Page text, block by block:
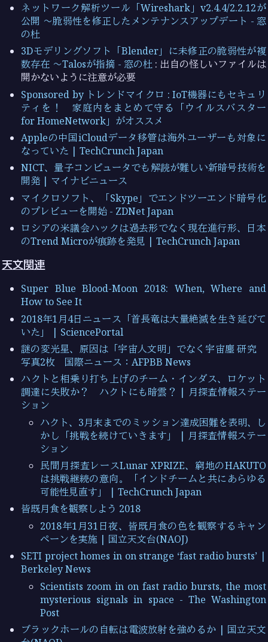
ネットワーク解析ツール「Wireshark」v2.4.4/2.2.12が
公開 ～脆弱性を修正したメンテナンスアップデート - 窓
の杜
3Dモデリングソフト「Blender」に未修正の脆弱性が複
数存在 ～Talosが指摘 - 窓の杜 : 出自の怪しいファイルは
開かないように注意が必要
Sponsored by トレンドマイクロ : IoT機器にもセキュリ
ティを！ 家庭内をまとめて守る「ウイルスバスター
for HomeNetwork」がオススメ
Appleの中国iCloudデータ移管は海外ユーザーも対象に
なっていた | TechCrunch Japan
NICT、量子コンピュータでも解読が難しい新暗号技術を
開発 | マイナビニュース
マイクロソフト、「Skype」でエンドツーエンド暗号化
のプレビューを開始 - ZDNet Japan
ロシアの米議会ハックは過去形でなく現在進行形、日本
のTrend Microが痕跡を発見 | TechCrunch Japan
天文関連
Super Blue Blood-Moon 2018: When, Where and
How to See It
2018年1月4日ニュース「首長竜は大量絶滅を生き延びて
いた」 | SciencePortal
謎の変光星、原因は「宇宙人文明」でなく宇宙塵 研究
写真2枚 国際ニュース：AFPBB News
ハクトと相乗り打ち上げのチーム・インダス、ロケット
調達に失敗か？ ハクトにも暗雲？ | 月探査情報ステー
ション
ハクト、3月末までのミッション達成困難を表明、し
かし「挑戦を続けていきます」 | 月探査情報ステー
ション
民間月探査レースLunar XPRIZE、窮地のHAKUTO
は挑戦継続の意向。「インドチームと共にあらゆる
可能性見直す」 | TechCrunch Japan
皆既月食を観察しよう 2018
2018年1月31日夜、皆既月食の色を観察するキャン
ペーンを実施 | 国立天文台(NAOJ)
SETI project homes in on strange ‘fast radio bursts’ |
Berkeley News
Scientists zoom in on fast radio bursts, the most
mysterious signals in space - The Washington
Post
ブラックホールの自転は電波放射を強めるか | 国立天文